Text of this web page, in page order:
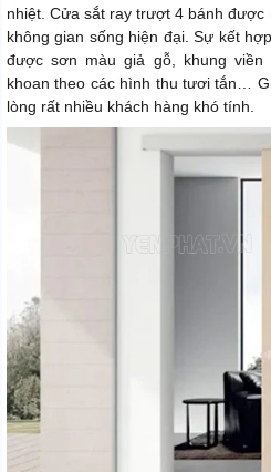
nhiệt. Cửa sắt ray trượt 4 bánh
không gian sống hiện đại. Sự kết
được sơn màu giả gỗ, khung
khoan theo các hình thu tươi tắn…
lòng rất nhiều khách hàng khó tính.